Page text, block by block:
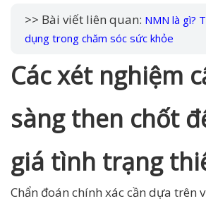
>> Bài viết liên quan: NMN là gì?
dụng trong chăm sóc sức khỏe
Các xét nghiệm
sàng then chốt
giá tình trạng
Chẩn đoán chính xác cần dựa trên